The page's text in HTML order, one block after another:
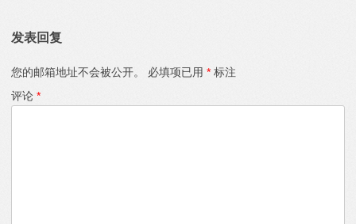
发表回复
您的邮箱地址不会被公开。 必填项已用 * 标注
评论 *